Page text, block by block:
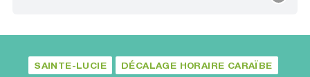
SAINTE-LUCIE DÉCALAGE HORAIRE CARAÏBE